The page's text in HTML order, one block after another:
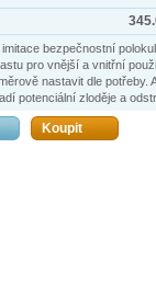
imitace bezpečnostní
pro vnější a vnitřní
nastavit dle potřeby.
potenciální zloděje a
Investice, která se
důležitá,
Koupit